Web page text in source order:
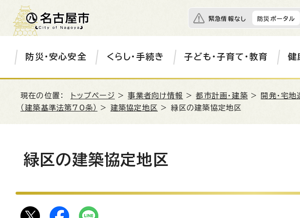
緊急情報なし 防災ポータル
防災・安心安全 くらし・手続き 子ども・子育て・教育 健
現在の位置： トップページ >事業者向け情報 >都市計画・建築 > 開発・宅地
（建築基準法第70条）
> 建築協定地区 > 緑区の建築協定地区
緑区の建築協定地区